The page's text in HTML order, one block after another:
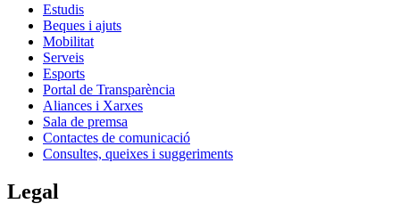
Estudis
Beques i ajuts
Mobilitat
Serveis
Esports
Portal de Transparència
Aliances i Xarxes
Sala de premsa
Contactes de comunicació
Consultes, queixes i suggeriments
Legal